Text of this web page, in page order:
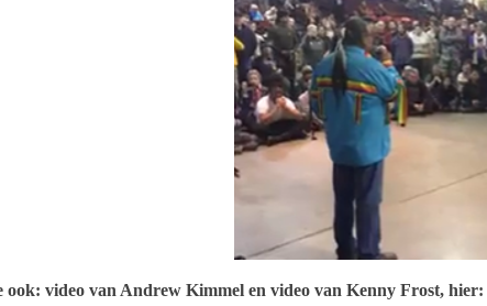
ook: video van Andrew Kimmel en video van Kenny Frost, hier: